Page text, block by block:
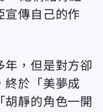
宣傳自己的作
年，但是對方卻
終於「美夢成
胡靜的角色一開